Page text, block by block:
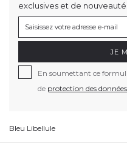
exclusives et de
JE
En soumettant ce
de protection des données
Bleu Libellule